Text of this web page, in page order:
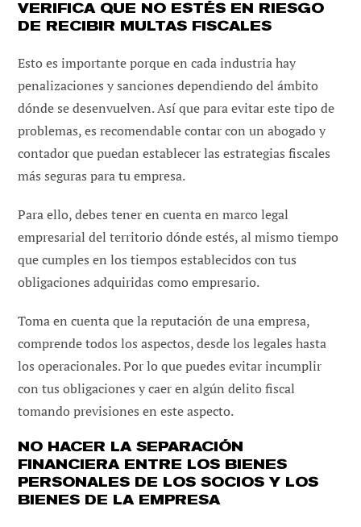
VERIFICA QUE NO ESTÉS EN RIESGO
DE RECIBIR MULTAS FISCALES
Esto es importante porque en cada industria hay
penalizaciones y sanciones dependiendo del ámbito
dónde se desenvuelven. Así que para evitar este tipo de
problemas, es recomendable contar con un abogado y
contador que puedan establecer las estrategias fiscales
más seguras para tu empresa.
Para ello, debes tener en cuenta en marco legal
empresarial del territorio dónde estés, al mismo tiempo
que cumples en los tiempos establecidos con tus
obligaciones adquiridas como empresario.
Toma en cuenta que la reputación de una empresa,
comprende todos los aspectos, desde los legales hasta
los operacionales. Por lo que puedes evitar incumplir
con tus obligaciones y caer en algún delito fiscal
tomando previsiones en este aspecto.
NO HACER LA SEPARACIÓN
FINANCIERA ENTRE LOS BIENES
PERSONALES DE LOS SOCIOS Y LOS
BIENES DE LA EMPRESA